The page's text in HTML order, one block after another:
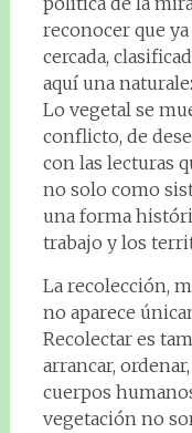
reconocer que
cercada,
aquí una
Lo vegetal se
conflicto, de
con las lecturas
no solo como
una forma
trabajo y los
La recolección,
no aparece
Recolectar es
arrancar,
cuerpos
vegetación no